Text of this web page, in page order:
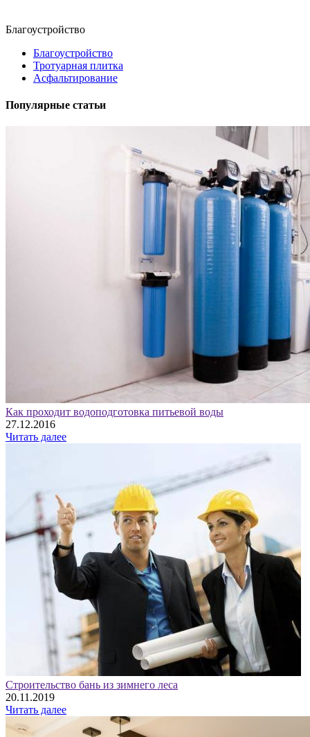
Благоустройство
Благоустройство
Тротуарная плитка
Асфальтирование
Популярные статьи
Как проходит водоподготовка питьевой воды
27.12.2016
Читать далее
Строительство бань из зимнего леса
20.11.2019
Читать далее